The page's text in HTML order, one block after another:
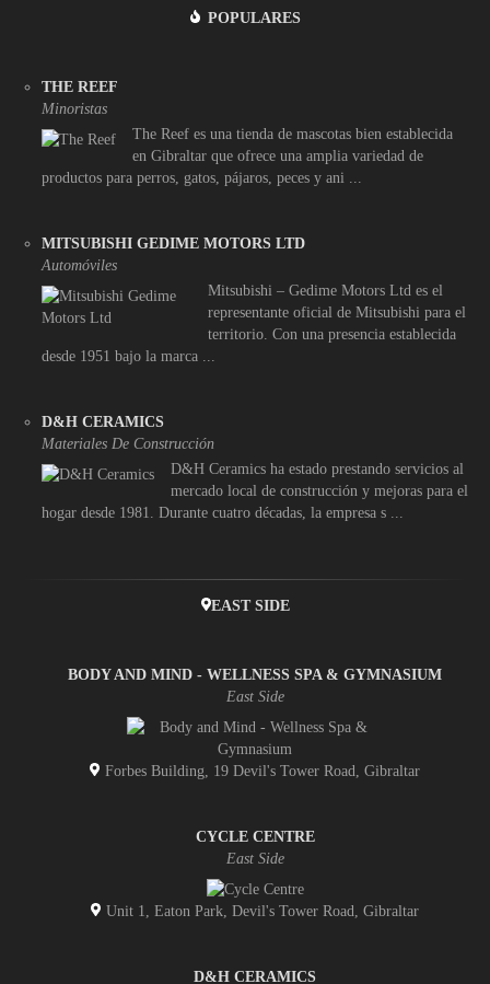
POPULARES
THE REEF
Minoristas
The Reef es una tienda de mascotas bien establecida
en Gibraltar que ofrece una amplia variedad de
productos para perros, gatos, pájaros, peces y ani ...
MITSUBISHI GEDIME MOTORS LTD
Automóviles
Mitsubishi – Gedime Motors Ltd es el
representante oficial de Mitsubishi para el
territorio. Con una presencia establecida
desde 1951 bajo la marca ...
D&H CERAMICS
Materiales De Construcción
D&H Ceramics ha estado prestando servicios al
mercado local de construcción y mejoras para el
hogar desde 1981. Durante cuatro décadas, la empresa s ...
EAST SIDE
BODY AND MIND - WELLNESS SPA & GYMNASIUM
East Side
Forbes Building, 19 Devil's Tower Road, Gibraltar
CYCLE CENTRE
East Side
Unit 1, Eaton Park, Devil's Tower Road, Gibraltar
D&H CERAMICS